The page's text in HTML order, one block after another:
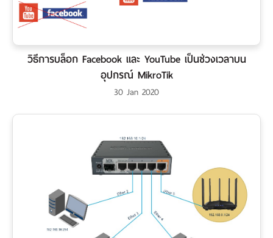
วิธีการบล็อก Facebook และ YouTube เป็นช่วงเวลาบน
อุปกรณ์ MikroTik
30 Jan 2020